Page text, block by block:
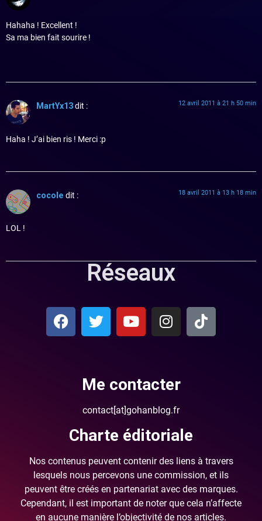
Hahaha ! Excellent !
Sa ma bien fait sourire !
MartYx13dit : 12 avril 2011 à 21 h 50 min
Haha ! J’ai bien ris ! Merci :p
cocole dit : 18 avril 2011 à 13 h 18 min
LOL !
Réseaux
Me contacter
contact[at]gohanblog.fr
Charte éditoriale
Nos contenus peuvent contenir des liens à travers
lesquels nous percevons une commission, et ils
peuvent être créés en partenariat avec des marques.
Cependant, il est important de noter que cela n’affecte
en aucune manière l’objectivité de nos articles.